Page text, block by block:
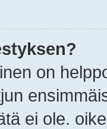
on
ei ole.